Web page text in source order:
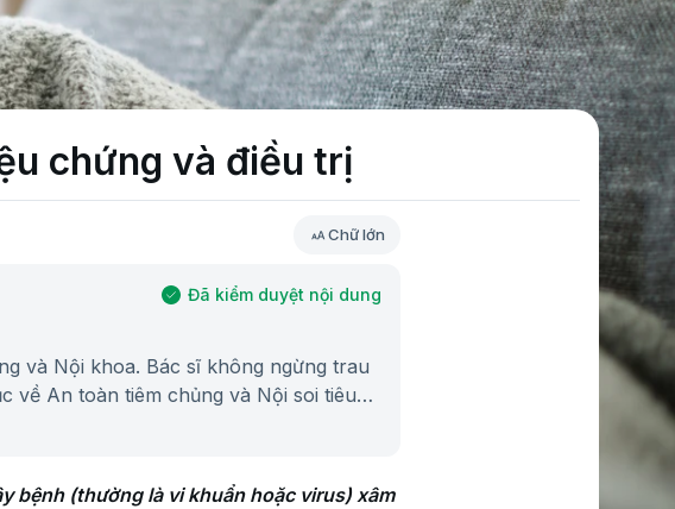
chứng và điều trị
Chữ lớn
Đã kiểm duyệt nội dung
và Nội khoa. Bác sĩ không ngừng trau
về An toàn tiêm chủng và Nội soi tiêu
bệnh (thường là vi khuẩn hoặc virus) xâm